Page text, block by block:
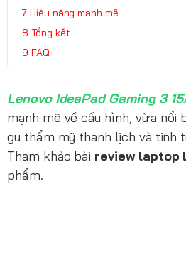
Hiệu năng mạnh mẽ
Tổng kết
FAQ
Lenovo IdeaPad Gaming 3
mạnh mẽ về cấu hình, vừa
gu thẩm mỹ thanh lịch và tinh
Tham khảo bài review laptop
phẩm.